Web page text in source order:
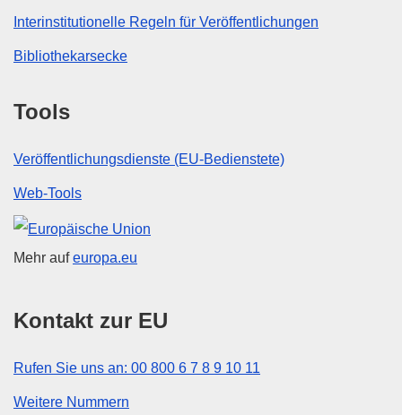
Interinstitutionelle Regeln für Veröffentlichungen
Bibliothekarsecke
Tools
Veröffentlichungsdienste (EU-Bedienstete)
Web-Tools
Europäische Union
Mehr aufeuropa.eu
Kontakt zur EU
Rufen Sie uns an: 00 800 6 7 8 9 10 11
Weitere Nummern